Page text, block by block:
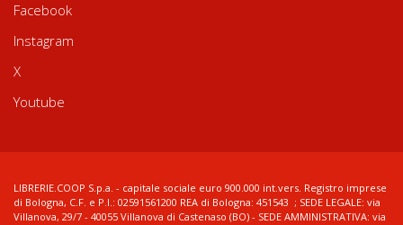
Facebook
Instagram
X
Youtube
LIBRERIE.COOP S.p.a. - capitale sociale euro 900.000 int.vers. Registro imprese
di Bologna, C.F. e P.I.: 02591561200 REA di Bologna: 451543 ; SEDE LEGALE: via
Villanova, 29/7 - 40055 Villanova di Castenaso (BO) - SEDE AMMINISTRATIVA: via